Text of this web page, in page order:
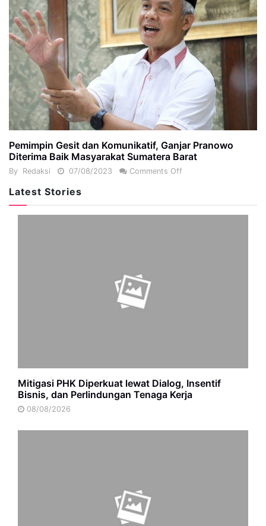
Pemimpin Gesit dan Komunikatif, Ganjar Pranowo
Diterima Baik Masyarakat Sumatera Barat
By Redaksi 07/08/2023 Comments Off
Latest Stories
Mitigasi PHK Diperkuat lewat Dialog, Insentif
Bisnis, dan Perlindungan Tenaga Kerja
08/08/2026